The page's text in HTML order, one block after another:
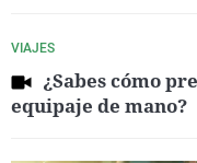
VIAJES
¿Sabes cómo
equipaje de mano?